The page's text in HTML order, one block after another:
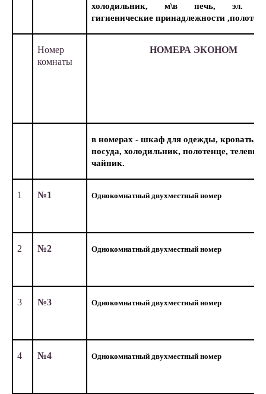
холодильник, м\в печь, эл.
гигиенические принадлежности
Номер
комнаты
НОМЕРА ЭКОНОМ
в номерах - шкаф для одежды, кровать,
посуда, холодильник, полотенце,
чайник.
1 №1 Однокомнатный двухместный номер
2 №2 Однокомнатный двухместный номер
3 №3 Однокомнатный двухместный номер
4 №4 Однокомнатный двухместный номер